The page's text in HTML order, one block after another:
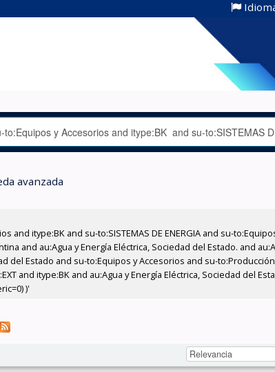
avanzada
itype:BK and su-to:SISTEMAS DE ENERGIA and su-
and au:Agua y Energía Eléctrica, Sociedad del Estado. and
del Estado and su-to:Equipos y Accesorios and su-
and itype:BK and au:Agua y Energía Eléctrica, Sociedad del
)'